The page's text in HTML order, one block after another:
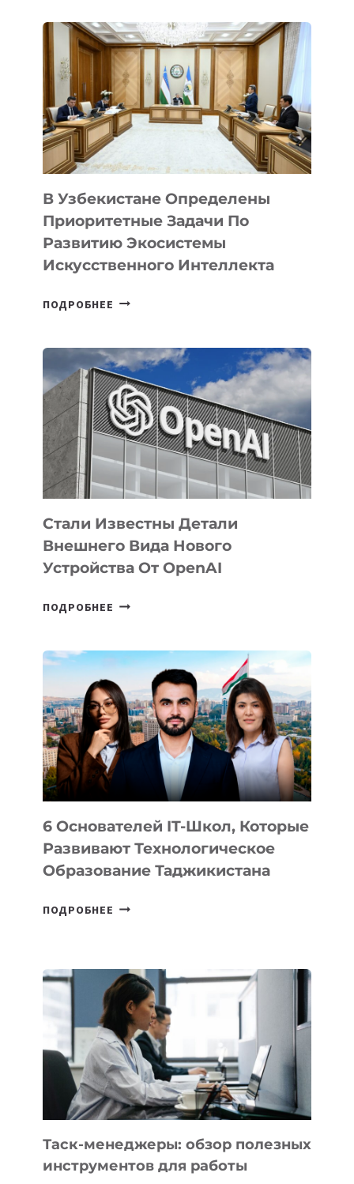
В Узбекистане Определены
Приоритетные Задачи По
Развитию Экосистемы
Искусственного Интеллекта
ПОДРОБНЕЕ
ПРИОРИТЕТНЫЕ
ЗАДАЧИ
ПО
РАЗВИТИЮ
ЭКОСИСТЕМЫ
ИСКУССТВЕННОГО
ИНТЕЛЛЕКТА
Стали Известны Детали
Внешнего Вида Нового
Устройства От OpenAI
ПОДРОБНЕЕ СТАЛИ
ВНЕШНЕГО
ВИДА
НОВОГО
УСТРОЙСТВА
ОТ
OPENAI
6 Основателей IT-Школ, Которые
Развивают Технологическое
Образование Таджикистана
ПОДРОБНЕЕ 6
КОТОРЫЕ
РАЗВИВАЮТ
ТЕХНОЛОГИЧЕСКОЕ
ОБРАЗОВАНИЕ
ТАДЖИКИСТАНА
Таск-менеджеры: обзор полезных
инструментов для работы